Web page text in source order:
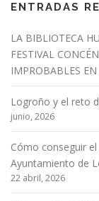
c
i
ó
n
e
e
n
t
r
ENTRADAS
LA BIBLIOTECA
FESTIVAL
IMPROBABLES
Logroño y el reto
junio, 2026
Cómo conseguir
Ayuntamiento de
22 abril, 2026